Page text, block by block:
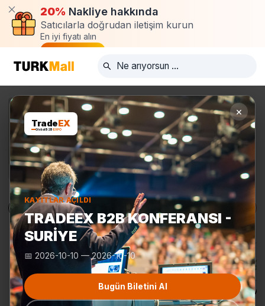
20% Nakliye hakkında
Satıcılarla doğrudan iletişim kurun
En iyi fiyatı alın
Talep oluştur
×
TradeEX
Global B2B EXPO
KAYITLAR AÇILDI
TRADEEX B2B KONFERANSI -
SURIYE
📅 2026-10-10 —2026-10-10
Bugün Biletini Al
Ürünler Üreticiler Turkmall Fuarları
Kategoriler
Teklif Talebi En popüler
Hazır